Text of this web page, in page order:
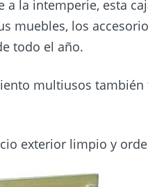
la intemperie, esta
muebles, los
todo el año.
multiusos
exterior limpio y